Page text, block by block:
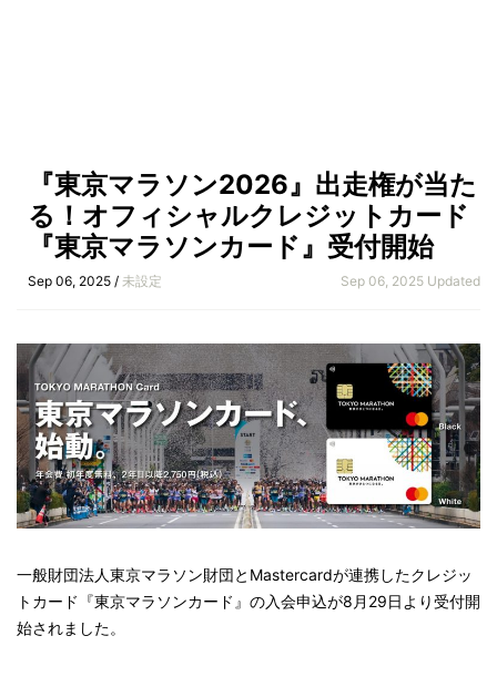
『東京マラソン2026』出走権が当た
る！オフィシャルクレジットカード
『東京マラソンカード』受付開始
Sep 06, 2025 / 未設定 Sep 06, 2025 Updated
一般財団法人東京マラソン財団とMastercardが連携したクレジッ
トカード『東京マラソンカード』の入会申込が8月29日より受付開
始されました。